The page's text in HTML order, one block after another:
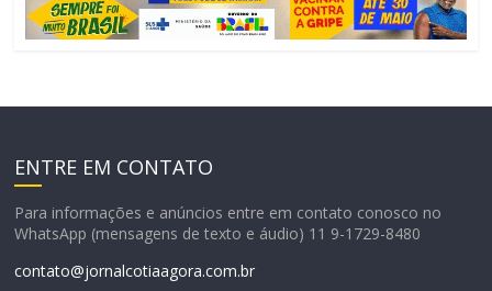
ENTRE EM CONTATO
Para informações e anúncios entre em contato conosco no
WhatsApp (mensagens de texto e áudio) 11 9-1729-8480
contato@jornalcotiaagora.com.br